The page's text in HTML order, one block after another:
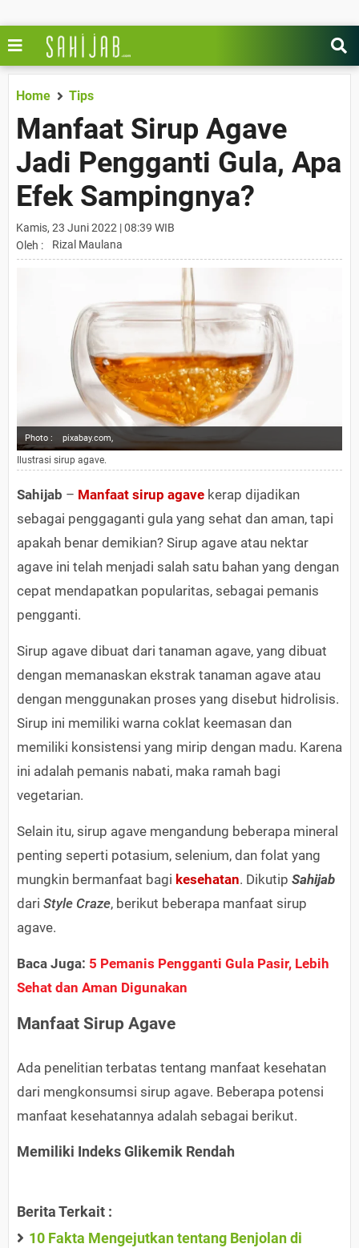
Home Tips
Manfaat Sirup Agave
Jadi Pengganti Gula, Apa
Efek Sampingnya?
Kamis, 23 Juni 2022 | 08:39 WIB
Oleh :
Rizal Maulana
Photo : pixabay.com,
Ilustrasi sirup agave.
Sahijab – Manfaat sirup agave kerap dijadikan
sebagai penggaganti gula yang sehat dan aman, tapi
apakah benar demikian? Sirup agave atau nektar
agave ini telah menjadi salah satu bahan yang dengan
cepat mendapatkan popularitas, sebagai pemanis
pengganti.
Sirup agave dibuat dari tanaman agave, yang dibuat
dengan memanaskan ekstrak tanaman agave atau
dengan menggunakan proses yang disebut hidrolisis.
Sirup ini memiliki warna coklat keemasan dan
memiliki konsistensi yang mirip dengan madu. Karena
ini adalah pemanis nabati, maka ramah bagi
vegetarian.
Selain itu, sirup agave mengandung beberapa mineral
penting seperti potasium, selenium, dan folat yang
mungkin bermanfaat bagi kesehatan. Dikutip Sahijab
dari Style Craze, berikut beberapa manfaat sirup
agave.
Baca Juga: 5 Pemanis Pengganti Gula Pasir, Lebih
Sehat dan Aman Digunakan
Manfaat Sirup Agave
Ada penelitian terbatas tentang manfaat kesehatan
dari mengkonsumsi sirup agave. Beberapa potensi
manfaat kesehatannya adalah sebagai berikut.
Memiliki Indeks Glikemik Rendah
Berita Terkait :
10 Fakta Mengejutkan tentang Benjolan di